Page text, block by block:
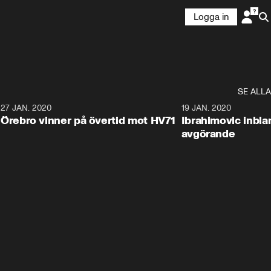
Logga in
SE ALLA
27 JAN. 2020
Örebro vinner på övertid mot HV71
19 JAN. 2020
Ibrahimovic
avgörande